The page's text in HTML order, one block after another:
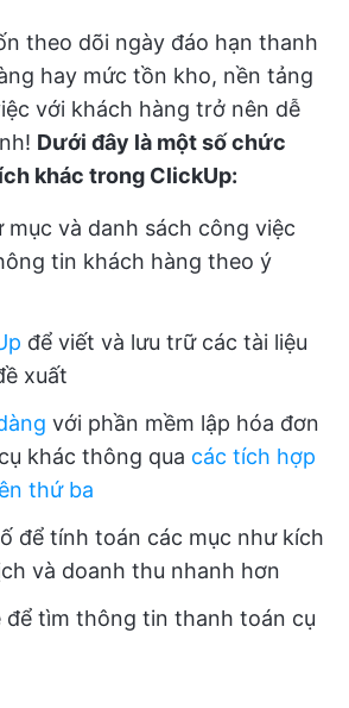
theo dõi ngày đáo hạn thanh
hay mức tồn kho, nền tảng
với khách hàng trở nên dễ
Dưới đây là một số chức
khác trong ClickUp:
mục và danh sách công việc
tin khách hàng theo ý
để viết và lưu trữ các tài liệu
xuất
với phần mềm lập hóa đơn
khác thông qua các tích hợp
thứ ba
để tính toán các mục như kích
và doanh thu nhanh hơn
để tìm thông tin thanh toán cụ